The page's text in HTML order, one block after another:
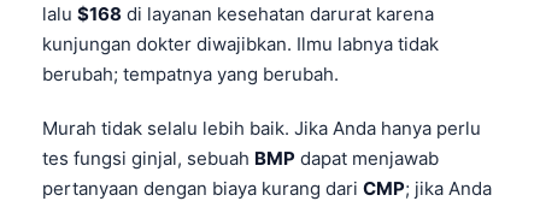
lalu $168 di layanan kesehatan darurat karena
kunjungan dokter diwajibkan. Ilmu labnya tidak
berubah; tempatnya yang berubah.
Murah tidak selalu lebih baik. Jika Anda hanya perlu
tes fungsi ginjal, sebuah BMP dapat menjawab
pertanyaan dengan biaya kurang dari CMP; jika Anda